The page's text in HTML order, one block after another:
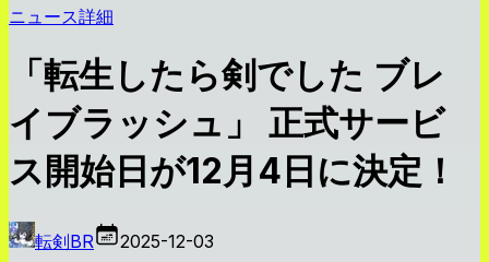
ニュース詳細
「転生したら剣でした ブレ
イブラッシュ」 正式サービ
ス開始日が12月4日に決定！
転剣BR 2025-12-03